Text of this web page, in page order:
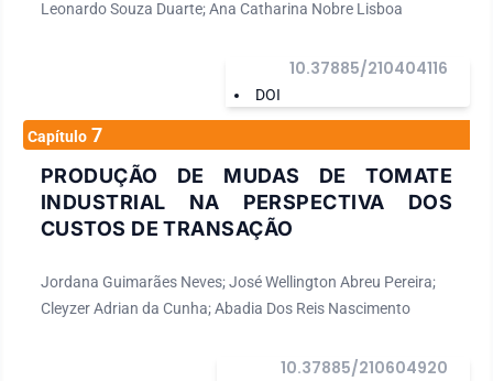
Leonardo Souza Duarte; Ana Catharina Nobre Lisboa
DOI
10.37885/210404116
Capítulo 7
PRODUÇÃO DE MUDAS DE TOMATE
INDUSTRIAL NA PERSPECTIVA DOS
CUSTOS DE TRANSAÇÃO
Jordana Guimarães Neves; José Wellington Abreu Pereira;
Cleyzer Adrian da Cunha; Abadia Dos Reis Nascimento
10.37885/210604920